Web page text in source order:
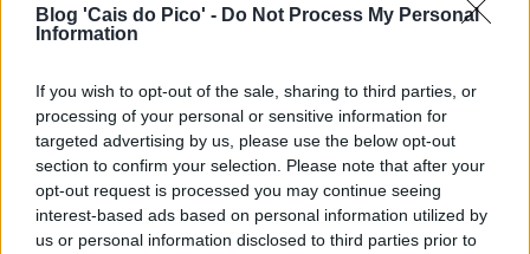
Blog 'Cais do Pico' - Do Not Process My Personal
Information
If you wish to opt-out of the sale, sharing to third parties, or
processing of your personal or sensitive information for
targeted advertising by us, please use the below opt-out
section to confirm your selection. Please note that after your
opt-out request is processed you may continue seeing
interest-based ads based on personal information utilized by
us or personal information disclosed to third parties prior to